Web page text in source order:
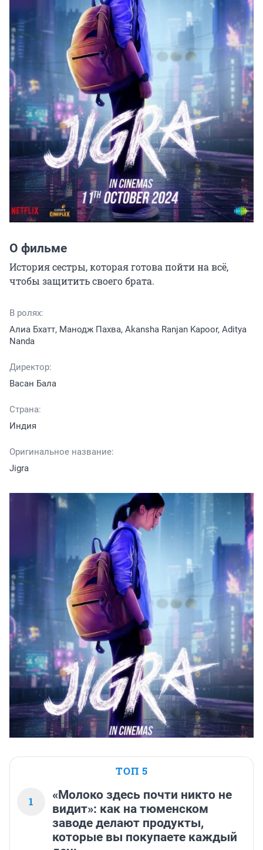
О фильме
История сестры, которая готова пойти на всё,
чтобы защитить своего брата.
В ролях:
Алиа Бхатт, Манодж Пахва, Akansha Ranjan Kapoor, Aditya
Nanda
Директор:
Васан Бала
Страна:
Индия
Оригинальное название:
Jigra
ТОП 5
1
«Молоко здесь почти никто не
видит»: как на тюменском
заводе делают продукты,
которые вы покупаете каждый